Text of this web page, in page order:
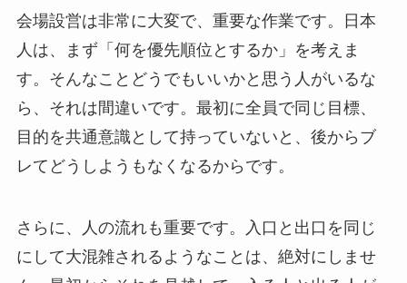
会場設営は非常に大変で、重要な作業です。日本
人は、まず「何を優先順位とするか」を考えま
す。そんなことどうでもいいかと思う人がいるな
ら、それは間違いです。最初に全員で同じ目標、
目的を共通意識として持っていないと、後からブ
レてどうしようもなくなるからです。
さらに、人の流れも重要です。入口と出口を同じ
にして大混雑されるようなことは、絶対にしませ